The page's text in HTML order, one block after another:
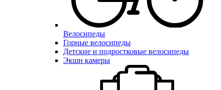
Велосипеды
Горные велосипеды
Детские и подростковые велосипеды
Экшн камеры